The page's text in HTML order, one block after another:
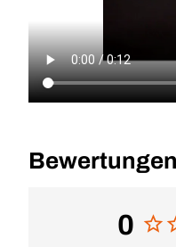
Bewertungen
0